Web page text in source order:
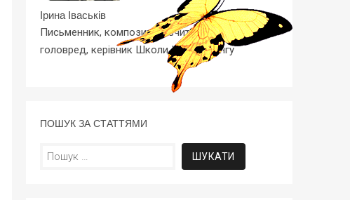
Ірина Іваськів
Письменник, композитор, вчитель-методист,
головред, керівник Школи Копірайтингу
ПОШУК ЗА СТАТТЯМИ
Пошук: